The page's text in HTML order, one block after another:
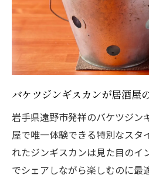
バケツジンギスカンが居酒屋
岩手県遠野市発祥のバケツジン
屋で唯一体験できる特別なスタ
れたジンギスカンは見た目のイ
でシェアしながら楽しむのに最